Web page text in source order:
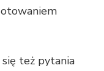
też pytania